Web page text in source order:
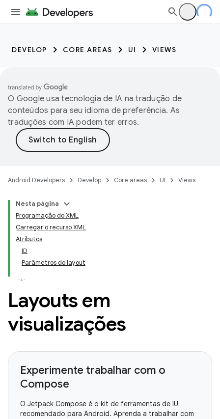
DEVELOP CORE AREAS UI VIEWS
O Google usa tecnologia de IA na tradução de
conteúdos para seu idioma de preferência. As
traduções com IA podem ter erros.
Android Developers Develop Core areas UI Views
Nesta página
Programação do XML
Carregar o recurso XML
Atributos
ID
Parâmetros do layout
Layouts em
visualizações
Experimente trabalhar com o
Compose
O Jetpack Compose é o kit de ferramentas de IU
recomendado para Android. Aprenda a trabalhar com